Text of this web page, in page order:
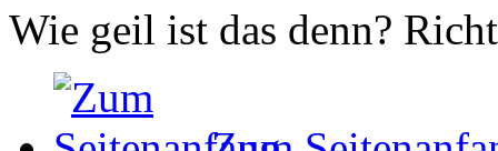
Wie geil ist das denn?